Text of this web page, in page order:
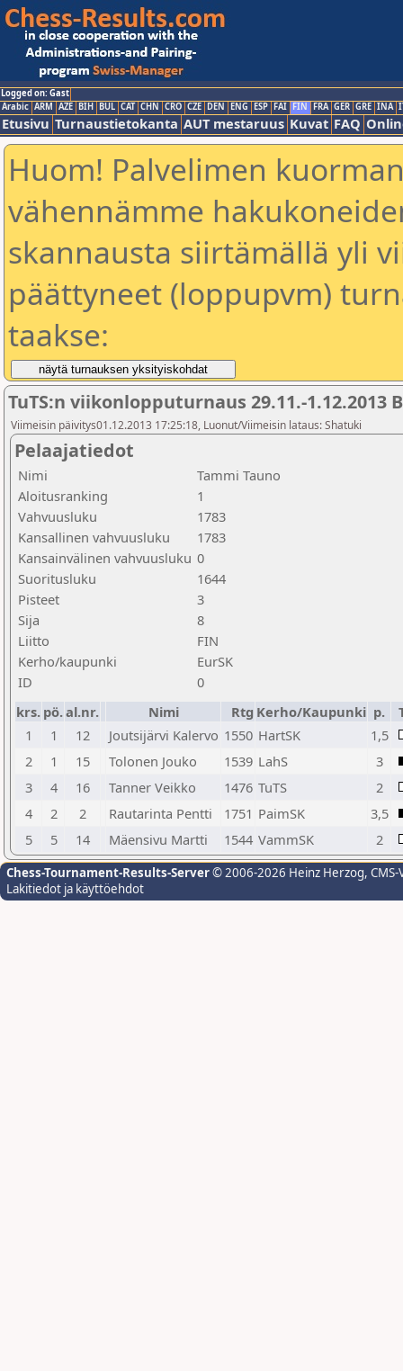
Logged on: Gast
Arabic ARM AZE BIH BUL CAT CHN CRO CZE DEN ENG ESP FAI FIN FRA GER GRE INA
Etusivu Turnaustietokanta AUT mestaruus Kuvat FAQ
Huom! Palvelimen
vähennämme
skannausta siirtämällä yli
päättyneet (loppupvm)
taakse:
TuTS:n viikonlopputurnaus 29.11.-1.12.2013
Viimeisin päivitys01.12.2013 17:25:18, Luonut/Viimeisin lataus: Shatuki
Pelaajatiedot
Nimi
Tammi Tauno
Aloitusranking
1
Vahvuusluku
1783
Kansallinen vahvuusluku
1783
Kansainvälinen vahvuusluku 0
Suoritusluku
1644
Pisteet
3
Sija
8
Liitto
FIN
Kerho/kaupunki
EurSK
ID
0
krs. pö.al.nr. Nimi Rtg Kerho/Kaupunki p.
1
1 12 Joutsijärvi Kalervo 1550 HartSK
1,5
2
1 15 Tolonen Jouko 1539 LahS
3
3
4 16 Tanner Veikko 1476 TuTS
2
4
2 2 Rautarinta Pentti 1751 PaimSK
3,5
5
5 14 Mäensivu Martti 1544 VammSK 2
Chess-Tournament-Results-Server© 2006-2026 Heinz Herzog,
Lakitiedot ja käyttöehdot